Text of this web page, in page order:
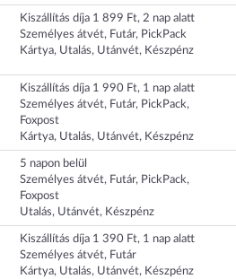
Kiszállítás díja 1 899 Ft, 2 nap alatt
Személyes átvét, Futár, PickPack
Kártya, Utalás, Utánvét, Készpénz
Kiszállítás díja 1 990 Ft, 1 nap alatt
Személyes átvét, Futár, PickPack,
Foxpost
Kártya, Utalás, Utánvét, Készpénz
5 napon belül
Személyes átvét, Futár, PickPack,
Foxpost
Utalás, Utánvét, Készpénz
Kiszállítás díja 1 390 Ft, 1 nap alatt
Személyes átvét, Futár
Kártya, Utalás, Utánvét, Készpénz